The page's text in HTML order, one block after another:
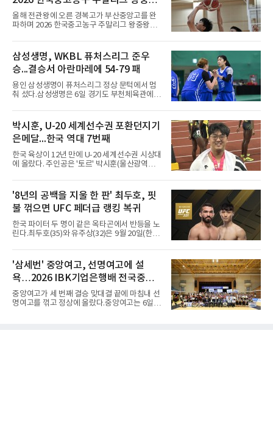
화했다. 이후 일본 대표로 월드컵에 나서 선발 2
경기를 포함해 3경기를 뛰며 감각을 끌어올렸
다.구단의 판단은 신중했다. 크리스털 팰리스는
기량을 확신하면서도 부상
전 첫 승 신고
올해 전관왕에 오른 경복고가 부산중앙고를 완
파하며 2026 한국중고농구 주말리그 왕중왕전
해남 우슬체육관에서 열린 대회 남고부 예선리
그 H조 1차전에서 부산중앙고를 98-76으로 제
압했다. 박지오가 26점, 김호원이 22점, 정우진
이 19점을 올리는 등 삼각편대의 고른 활약이 승
리를 이끌었다.경복고는 경기 초반부터 박지오
와 김호원의 내·외곽포가 고르게 터지며 주도권
을 잡았다. 전반을 40-34로 앞선 경복고는 후반
다.B조에서는 용산고가 안양고를 98-71로 꺾고
대회 2연승을 달렸다.한편 남중
삼성생명, WKBL 퓨처스리그 준우
승...결승서 아란마레에 54-79 패
용인 삼성생명이 퓨처스리그 정상 문턱에서 멈
춰 섰다.삼성생명은 6일 경기도 부천체육관에서
서 일본여자프로농구 2부 리그 아란마레에 54-
79로 졌다. 이다연이 14점을 넣었으나 20점 9리
바운드를 기록한 바이 쿰바 디야산을 앞세운 상
대를 넘지 못했다.이번 대회에 처음 출전한 아란
마레는 조별리그부터 결승까지 6전 전승을 거뒀
고, 디야산이 최우수선수(MVP)로 뽑혔다.
박시훈, U-20 세계선수권 포환던지기
은메달...한국 역대 7번째
한국 육상이 12년 만에 U-20 세계선수권 시상대
에 올랐다. 주인공은 '토르' 박시훈(울산광역시)
진 헤이워드 필드에서 열린 세계육상연맹(WA)
20세 이하 세계선수권 남자 포환던지기 결선에
서 20.31ｍ를 던져 2위에 올랐다. 우승자 알레산
드로 보르헤스(브라질)와는 4㎝ 차이였다.기록
의 의미는 크다. 1986년 시작된 이 대회에서 한
국이 따낸 메달은 은 1개와 동 5개뿐이다. 1992
년 이진일(800ｍ)의 은메달 이후 박재홍, 박재
7번째 메달리스트가 됐다.승부는 막판에 갈렸
다. 3차 시기에서 20.31ｍ로 선
'8년의 공백을 지울 한 판' 최두호, 핏
불 꺾으면 UFC 페더급 랭킹 복귀
한국 파이터 두 명이 같은 옥타곤에서 반등을 노
린다.최두호(35)와 유주상(32)은 9월 20일(한국
서 열리는 'UFC 331: 반 vs 판토자 2'에 출전해
각각 파트리시우 핏불(39·브라질), 마이클 애즈
웰 주니어(25·미국)와 맞선다.최두호의 목표는 8
년 만의 페더급 랭킹 재진입이다. 데뷔 후 3연속
KO승으로 11위까지 올랐던 그는 2018년 7월 순
위에서 빠졌고, 병역을 마치고 2023년 복귀한
뒤 1무에 이어 다시 3연속 KO승을 기록했다.상
'삼세번' 중앙여고, 선명여고에 설
욕…2026 IBK기업은행배 전국중고
배구대회 우승
중앙여고가 세 번째 결승 맞대결 끝에 마침내 선
명여고를 꺾고 정상에 올랐다.중앙여고는 6일